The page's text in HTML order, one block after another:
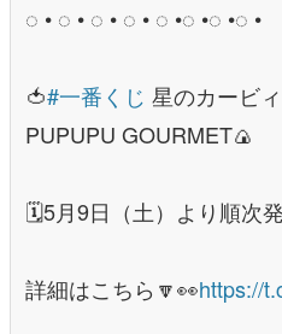
◌ • ◌ • ◌ • ◌ • ◌ •◌ •◌ •◌ •
🍅#一番くじ 星のカービィ
PUPUPU GOURMET🍙
🗓️5月9日（土）より順次
詳細はこちら🔽👀https://